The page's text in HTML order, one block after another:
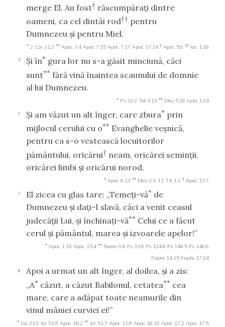
merge El. Au fost† răscumpăraţi dintre
oameni, ca cel dintâi rod†† pentru
Dumnezeu şi pentru Miel.
* 2 Cor 11:2 ** Apoc 3:4 Apoc 7:15 Apoc 7:17 Apoc 17:14 † Apoc 5:9 †† Iac 1:18
5 Şi în* gura lor nu s-a găsit minciună, căci
sunt** fără vină înaintea scaunului de domnie
al lui Dumnezeu.
* Ps 32:2 Tef 3:13 ** Efes 5:26 Iuda 1:24
6 Şi am văzut un alt înger, care zbura* prin
mijlocul cerului cu o** Evanghelie veşnică,
pentru ca s-o vestească locuitorilor
pământului, oricărui† neam, oricărei seminţii,
oricărei limbi şi oricărui norod.
* Apoc 8:13 ** Efes 3:3-11 Tit 1:2 † Apoc 13:7
7 El zicea cu glas tare: „Temeţi-vă* de
Dumnezeu şi daţi-I slavă, căci a venit ceasul
judecăţii Lui, şi închinaţi-vă** Celui ce a făcut
cerul şi pământul, marea şi izvoarele apelor!”
* Apoc 1:18 Apoc 15:4 ** Neem 9:6 Ps 33:6 Ps 124:8 Ps 146:5 Ps 146:6
Fapte 14:15 Fapte 17:24
8
Apoi a urmat un alt înger, al doilea, şi a zis:
„A* căzut, a căzut Babilonul, cetatea** cea
mare, care a adăpat toate neamurile din
vinul mâniei curviei ei!”
* Isa 21:9 Ier 51:8 Apoc 18:2 ** Ier 51:7 Apoc 11:8 Apoc 16:19 Apoc 17:2 Apoc 17:5